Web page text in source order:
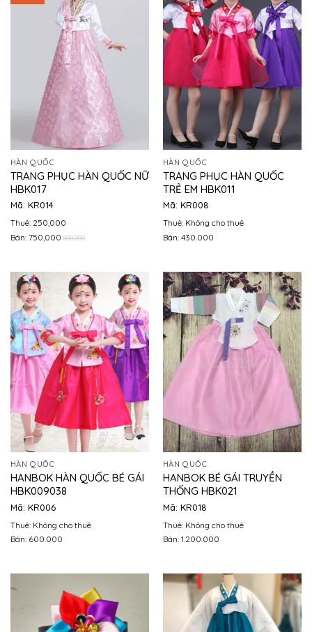
HÀN QUỐC
TRANG PHỤC HÀN QUỐC NỮ
HBK017
Mã: KR014
Thuê: 250,000
Bán: 750,000 800,000
HÀN QUỐC
TRANG PHỤC HÀN QUỐC
TRẺ EM HBK011
Mã: KR008
Thuê: Không cho thuê
Bán: 430.000
HÀN QUỐC
HANBOK HÀN QUỐC BÉ GÁI
HBK009038
Mã: KR006
Thuê: Không cho thuê
Bán: 600.000
HÀN QUỐC
HANBOK BÉ GÁI TRUYỀN
THỐNG HBK021
Mã: KR018
Thuê: Không cho thuê
Bán: 1.200.000